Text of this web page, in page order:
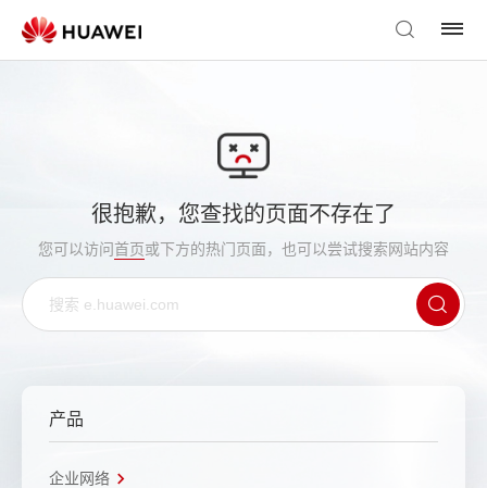
很抱歉，您查找的页面不存在了
您可以访问首页或下方的热门页面，也可以尝试搜索网站内容
产品
企业网络